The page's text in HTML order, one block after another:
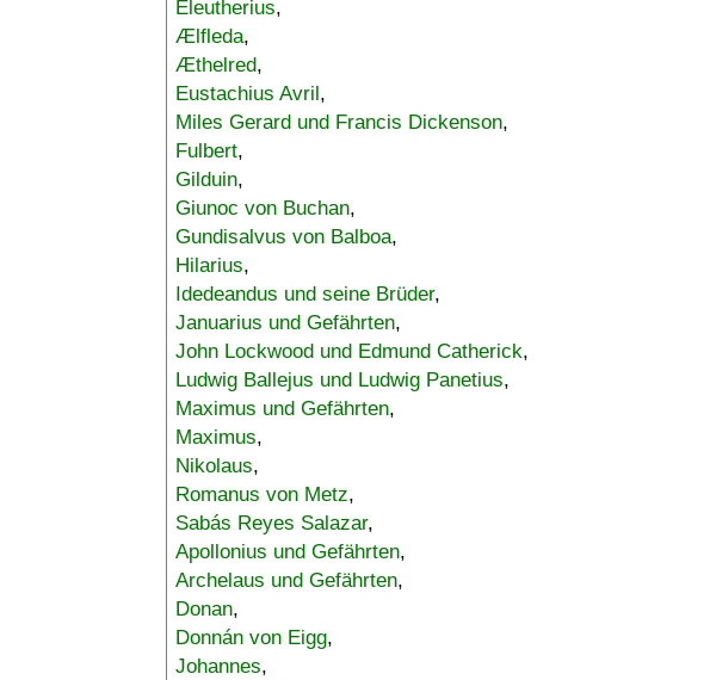
Eleutherius,
Ælfleda,
Æthelred,
Eustachius Avril,
Miles Gerard und Francis Dickenson,
Fulbert,
Gilduin,
Giunoc von Buchan,
Gundisalvus von Balboa,
Hilarius,
Idedeandus und seine Brüder,
Januarius und Gefährten,
John Lockwood und Edmund Catherick,
Ludwig Ballejus und Ludwig Panetius,
Maximus und Gefährten,
Maximus,
Nikolaus,
Romanus von Metz,
Sabás Reyes Salazar,
Apollonius und Gefährten,
Archelaus und Gefährten,
Donan,
Donnán von Eigg,
Johannes,